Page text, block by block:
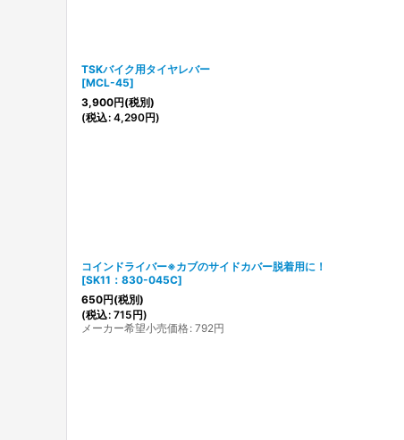
TSKバイク用タイヤレバー
[MCL-45]
3,900円(税別)
(税込: 4,290円)
コインドライバー※カブのサイドカバー脱着用に！
[SK11：830-045C]
650円(税別)
(税込: 715円)
メーカー希望小売価格: 792円